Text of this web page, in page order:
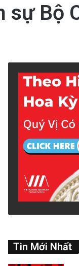
sự Bộ
Tin Mới Nhất